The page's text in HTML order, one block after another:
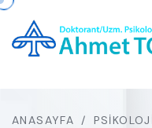
ANASAYFA /